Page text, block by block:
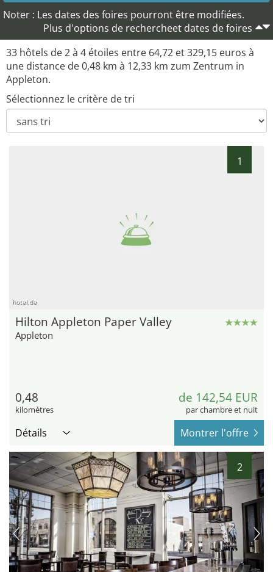
Noter : Les dates des foires pourront être modifiées.
Plus d'options de rechercheet dates de foires
33 hôtels de 2 à 4 étoiles entre 64,72 et 329,15 euros à
une distance de 0,48 km à 12,33 km zum Zentrum in
Appleton.
Sélectionnez le critère de tri
1
hotel.de
Hilton Appleton Paper Valley
Appleton
0,48
kilomètres
de 142,54 EUR
par chambre et nuit
Détails Montrer l'offre
2